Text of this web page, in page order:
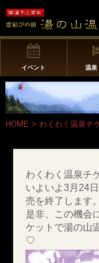
イベント 温泉
HOME > わくわく温泉チ
わくわく温泉チ
いよいよ3月24
売を終了します。
是非、この機会
ケットで湯の山
♡